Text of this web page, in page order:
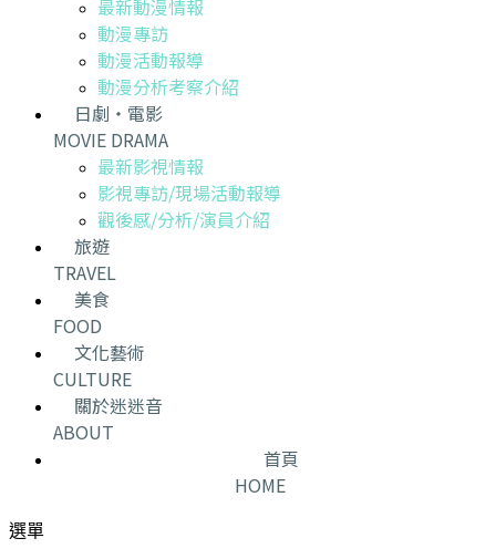
最新動漫情報
動漫專訪
動漫活動報導
動漫分析考察介紹
日劇・電影
MOVIE DRAMA
最新影視情報
影視專訪/現場活動報導
觀後感/分析/演員介紹
旅遊
TRAVEL
美食
FOOD
文化藝術
CULTURE
關於迷迷音
ABOUT
首頁
HOME
選單